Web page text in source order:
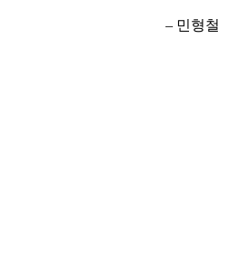
– 민형철